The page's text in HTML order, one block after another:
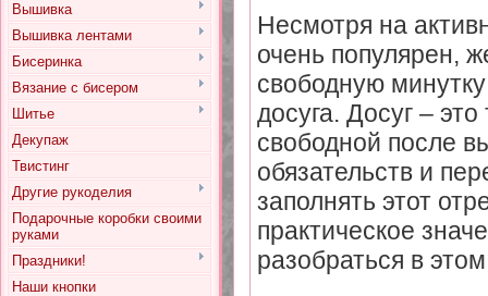
Вышивка
Вышивка лентами
Бисеринка
Вязание с бисером
Шитье
Декупаж
Твистинг
Другие рукоделия
Подарочные коробки своими
руками
Праздники!
Наши кнопки
Несмотря на
очень популярен,
свободную
досуга. Досуг –
свободной после
обязательств и
заполнять этот
практическое
разобраться в